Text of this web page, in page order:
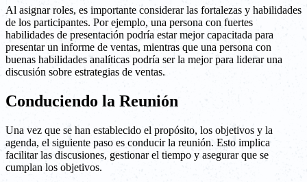
Al asignar roles, es importante considerar las fortalezas y habilidades
de los participantes. Por ejemplo, una persona con fuertes
habilidades de presentación podría estar mejor capacitada para
presentar un informe de ventas, mientras que una persona con
buenas habilidades analíticas podría ser la mejor para liderar una
discusión sobre estrategias de ventas.
Conduciendo la Reunión
Una vez que se han establecido el propósito, los objetivos y la
agenda, el siguiente paso es conducir la reunión. Esto implica
facilitar las discusiones, gestionar el tiempo y asegurar que se
cumplan los objetivos.